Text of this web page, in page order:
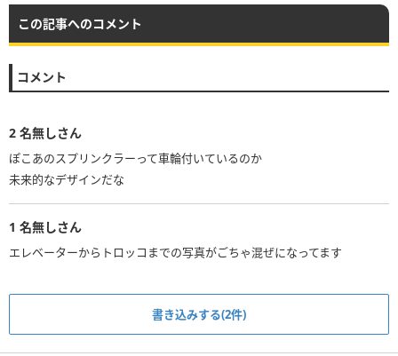
この記事へのコメント
コメント
2 名無しさん
ぽこあのスプリンクラーって車輪付いているのか
未来的なデザインだな
1 名無しさん
エレベーターからトロッコまでの写真がごちゃ混ぜになってます
書き込みする(2件)